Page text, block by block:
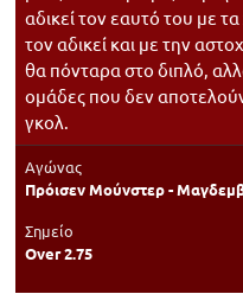
αδικεί τον εαυτό του με
τον αδικεί και με την
θα πόνταρα στο διπλό,
ομάδες που δεν
γκολ.
Αγώνας
Πρόισεν Μούνστερ -
Σημείο
Over 2.75